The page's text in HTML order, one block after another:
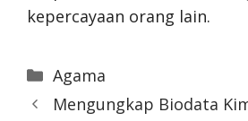
kepercayaan orang lain.
Categories
Agama
Mengungkap Biodata